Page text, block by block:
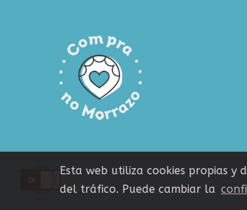
Esta web utiliza cookies propias y
del tráfico. Puede cambiar la